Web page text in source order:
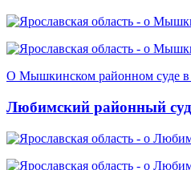
О Мышкинском районном суде в
Любимский районный